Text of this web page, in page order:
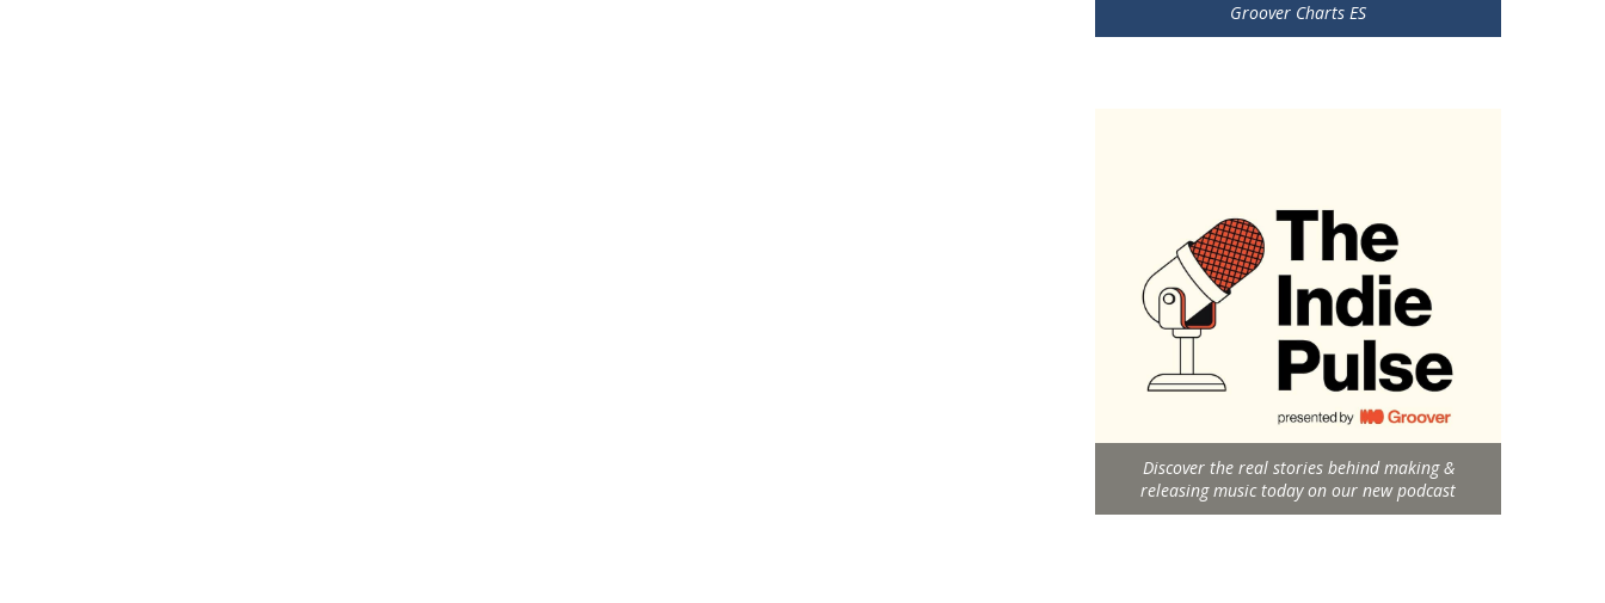
Groover Charts ES
Discover the real stories behind making &
releasing music today on our new podcast